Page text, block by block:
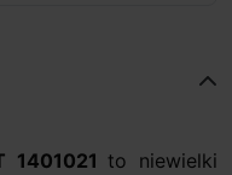
1401021 to niewielki